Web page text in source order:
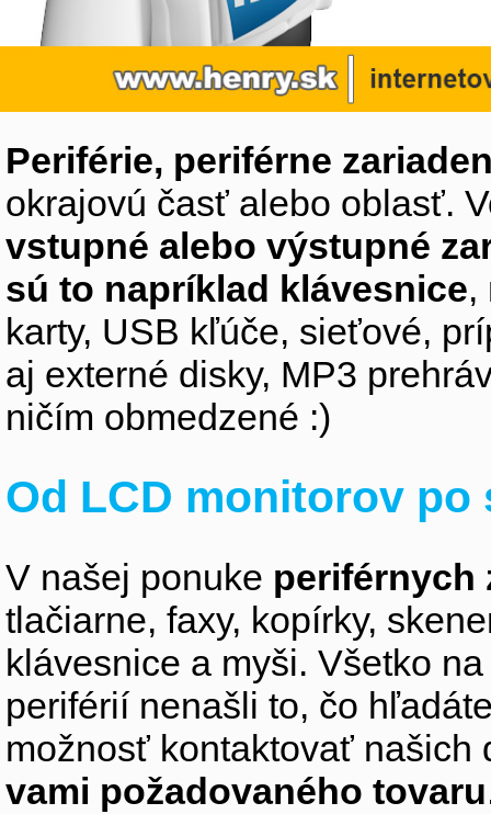
Periférie, periférne
okrajovú časť alebo oblasť.
vstupné alebo výstupné
sú to napríklad klávesnice,
karty, USB kľúče, sieťové,
aj externé disky, MP3
ničím obmedzené :)
Od LCD monitorov
V našej ponuke periférnych
tlačiarne, faxy, kopírky,
klávesnice a myši. Všetko
periférií nenašli to, čo
možnosť kontaktovať
vami požadovaného tovaru